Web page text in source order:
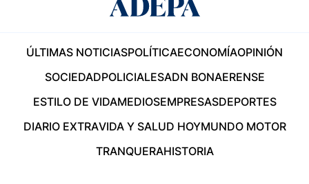
ÚLTIMAS NOTICIASPOLÍTICAECONOMÍAOPINIÓN
SOCIEDADPOLICIALESADN BONAERENSE
ESTILO DE VIDAMEDIOSEMPRESASDEPORTES
DIARIO EXTRAVIDA Y SALUD HOYMUNDO MOTOR
TRANQUERAHISTORIA